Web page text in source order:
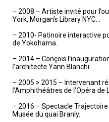
– 2008 – Artiste invité pour
York, Morgan’s Library NYC. .
– 2010- Patinoire interactive
de Yokohama.
– 2014 – Conçois
l’architecte Yann Blanchi.
– 2005 > 2015 – Intervenant
l’Amphithéâtres de l’Opéra de
– 2016 – Spectacle
Musée du quai Branly.